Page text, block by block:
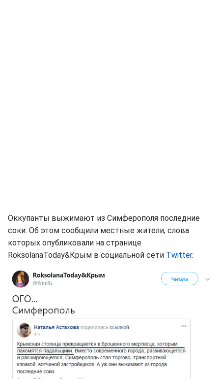
Оккупанты выжимают из Симферополя последние
соки. Об этом сообщили местные жители, слова
которых опубликовали на странице
RoksolanaToday&Крым‏ в социальной сети Twitter.